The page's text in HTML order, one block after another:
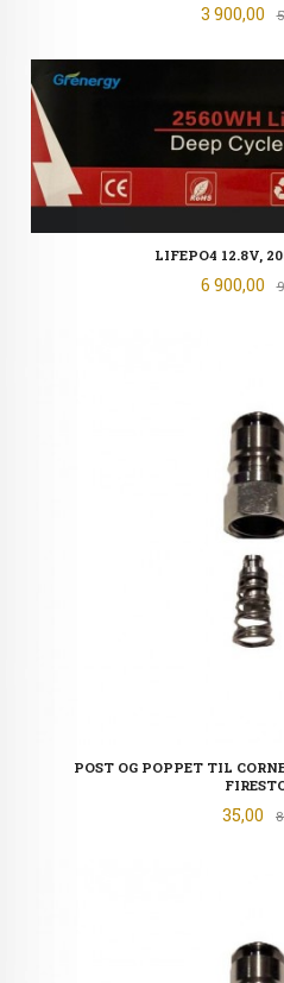
Tilbud
3 900,00
LIFEPO4 12.8V,
Tilbud
6 900,00
POST OG POPPET TIL
Tilbud
35,00